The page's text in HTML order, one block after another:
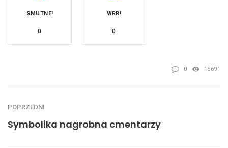
SMUTNE!
0
WRR!
0
0 15691
POPRZEDNI
Symbolika nagrobna cmentarzy